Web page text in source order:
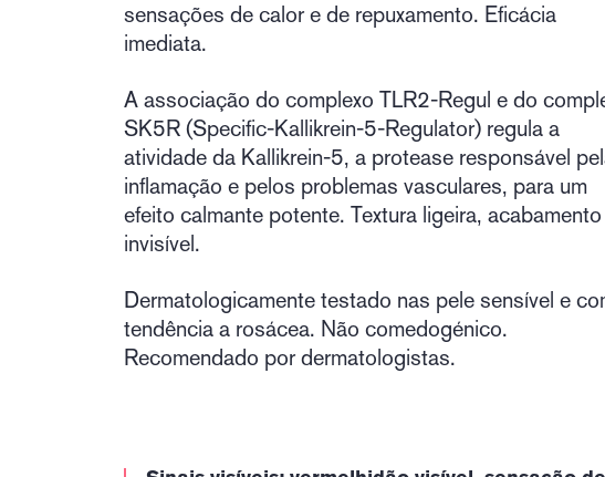
sensações de calor e de repuxamento. Eficácia
imediata.
A associação do complexo TLR2-Regul e do
SK5R (Specific-Kallikrein-5-Regulator) regula a
atividade da Kallikrein-5, a protease responsável
inflamação e pelos problemas vasculares, para um
efeito calmante potente. Textura ligeira, acabamento
invisível.
Dermatologicamente testado nas pele sensível e
tendência a rosácea. Não comedogénico.
Recomendado por dermatologistas.